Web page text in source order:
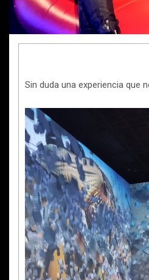
Sin duda una experiencia que